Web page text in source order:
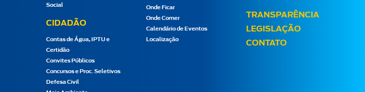
Social
CIDADÃO
Contas de Água, IPTU e
Certidão
Convites Públicos
Concursos e Proc. Seletivos
Defesa Civil
Onde Ficar
Onde Comer
Calendário de Eventos
Localização
TRANSPARÊNCIA
LEGISLAÇÃO
CONTATO